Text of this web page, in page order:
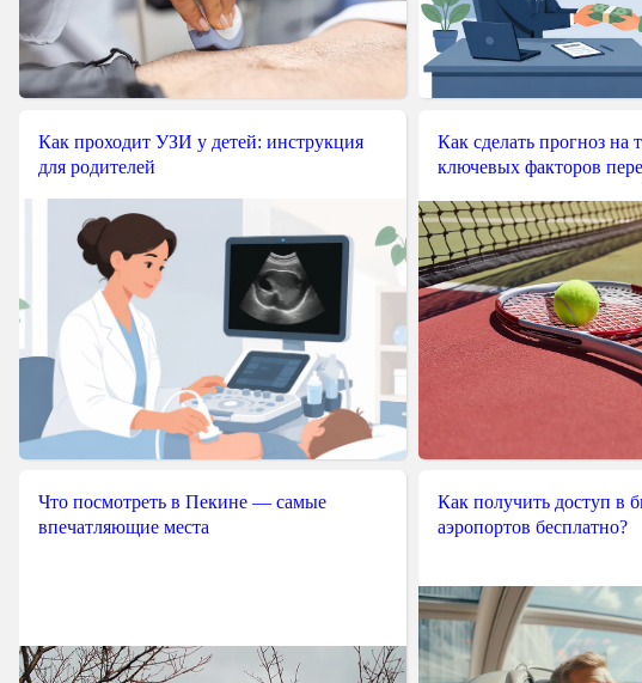
Как проходит УЗИ у детей: инструкция
для родителей
Как сделать прогноз на
ключевых факторов
Что посмотреть в Пекине — самые
впечатляющие места
Как получить доступ в
аэропортов бесплатно?